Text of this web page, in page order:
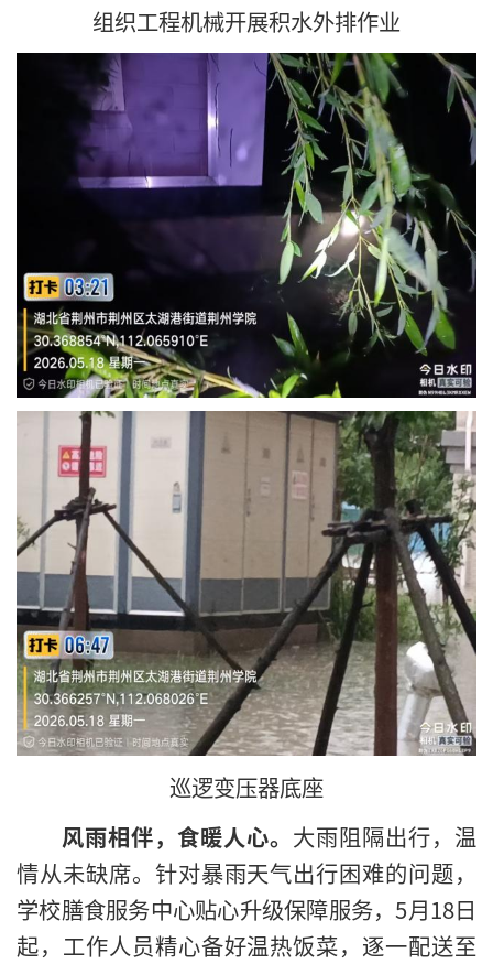
组织工程机械开展积水外排作业
巡逻变压器底座
风雨相伴，食暖人心。 大雨阻隔出行，温
情从未缺席。针对暴雨天气出行困难的问题，
学校膳食服务中心贴心升级保障服务，5月18日
起，工作人员精心备好温热饭菜，逐一配送至